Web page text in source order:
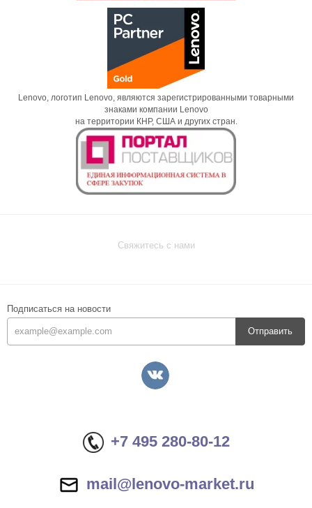
Lenovo, логотип Lenovo, являются зарегистрированными товарными
знаками компании Lenovo
на территории КНР, США и других стран.
Свяжитесь с нами
Подписаться на новости
Отправить
+7 495 280-80-12
mail@lenovo-market.ru